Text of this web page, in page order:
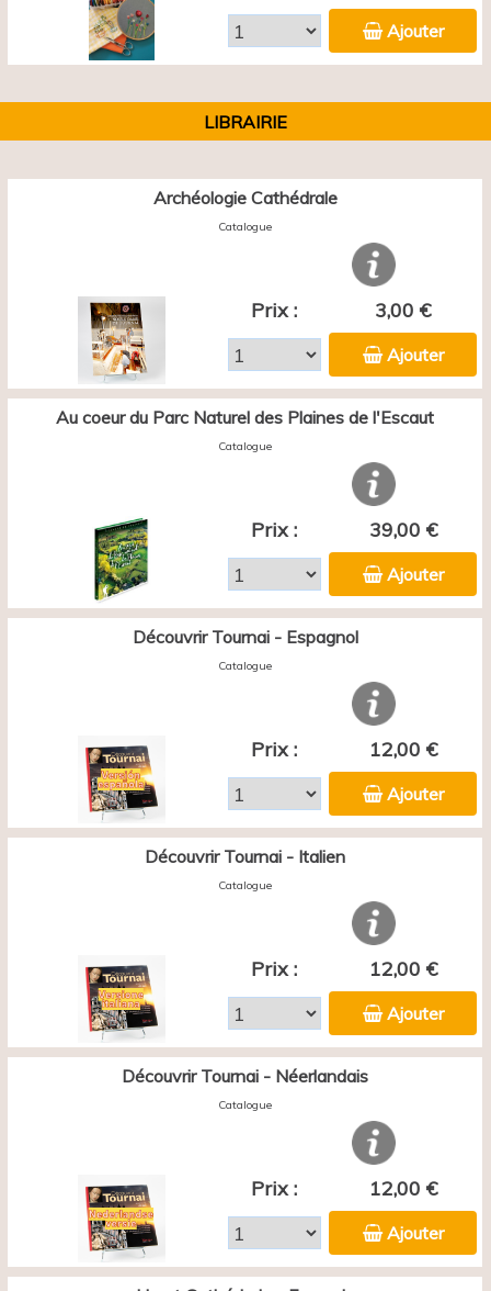
Ajouter
LIBRAIRIE
Archéologie Cathédrale
Catalogue
Prix : 3,00 €
Ajouter
Au coeur du Parc Naturel des Plaines de l'Escaut
Catalogue
Prix : 39,00 €
Ajouter
Découvrir Tournai - Espagnol
Catalogue
Prix : 12,00 €
Ajouter
Découvrir Tournai - Italien
Catalogue
Prix : 12,00 €
Ajouter
Découvrir Tournai - Néerlandais
Catalogue
Prix : 12,00 €
Ajouter